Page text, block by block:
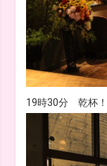
19時30分 乾杯！